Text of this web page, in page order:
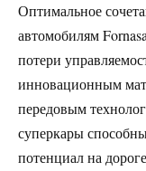
Оптимальное
автомобилям
потери
инновационным
передовым
суперкары
потенциал на